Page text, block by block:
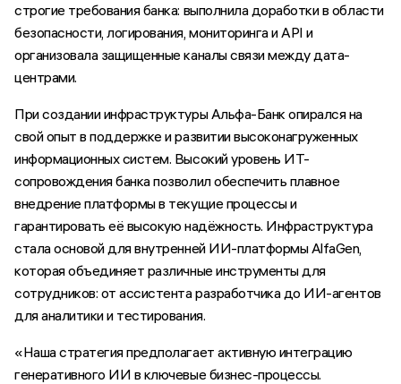
строгие требования банка: выполнила доработки в области
безопасности, логирования, мониторинга и API и
организовала защищенные каналы связи между дата-
центрами.
При создании инфраструктуры Альфа-Банк опирался на
свой опыт в поддержке и развитии высоконагруженных
информационных систем. Высокий уровень ИТ-
сопровождения банка позволил обеспечить плавное
внедрение платформы в текущие процессы и
гарантировать её высокую надёжность. Инфраструктура
стала основой для внутренней ИИ-платформы AlfaGen,
которая объединяет различные инструменты для
сотрудников: от ассистента разработчика до ИИ-агентов
для аналитики и тестирования.
«Наша стратегия предполагает активную интеграцию
генеративного ИИ в ключевые бизнес-процессы.